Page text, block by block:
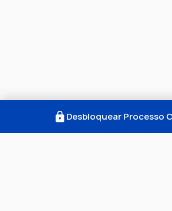
Desbloquear Processo